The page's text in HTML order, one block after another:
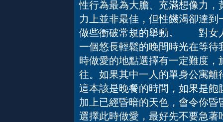
性行為最為大膽、充滿想像力
力上並非最佳，但性饑渴卻達
做些衝破常規的舉動。 對女
一個悠長輕鬆的晚間時光在等
時做愛的地點選擇有一定難度
往。如果其中一人的單身公
這本該是晚餐的時間，如果是
加上已經昏暗的天色，會令你
選擇此時做愛，最好先不要急